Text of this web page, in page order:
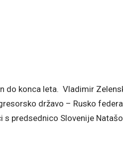
do konca leta. Vladimir
državo – Rusko
s predsednico Slovenije